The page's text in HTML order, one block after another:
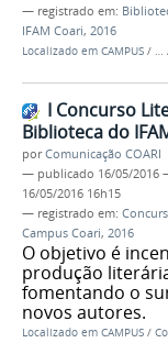
— registrado em:
IFAM Coari, 2016
Localizado em CAMPUS / …
I Concurso
Biblioteca do
porComunicação COARI
— publicado 16/05/2016
16/05/2016 16h15
— registrado em:
Campus Coari, 2016
O objetivo é
produção
fomentando o
novos autores.
Localizado em CAMPUS /